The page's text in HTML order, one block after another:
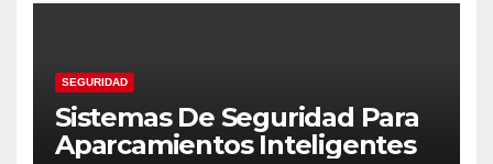
SEGURIDAD
Sistemas De Seguridad Para
Aparcamientos Inteligentes